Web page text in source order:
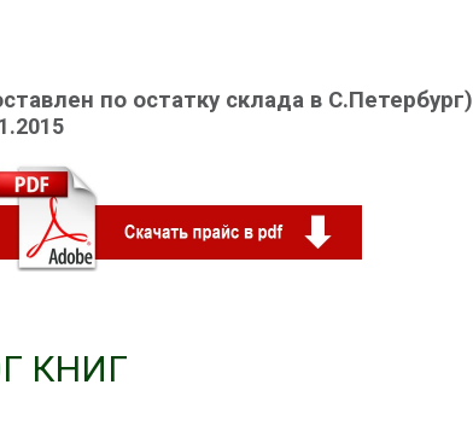
по остатку склада в С.Петербург)
КНИГ